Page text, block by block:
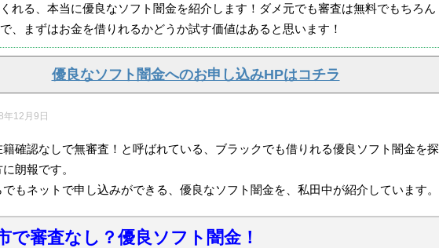
れる、本当に優良なソフト闇金を紹介します！ダメ元でも審査は無料でもちろん
、まずはお金を借りれるかどうか試す価値はあると思います！
優良なソフト闇金へのお申し込みHPはコチラ
年12月9日
籍確認なしで無審査！と呼ばれている、ブラックでも借りれる優良ソフト闇金を探
朗報です。
もネットで申し込みができる、優良なソフト闇金を、私田中が紹介しています。
で審査なし？優良ソフト闇金！